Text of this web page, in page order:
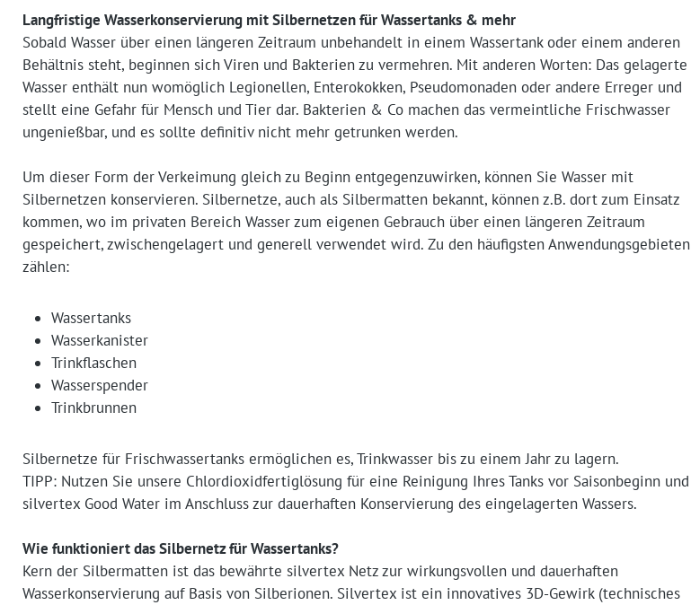
Langfristige Wasserkonservierung mit Silbernetzen für Wassertanks & mehr
Sobald Wasser über einen längeren Zeitraum unbehandelt in einem Wassertank oder einem anderen
Behältnis steht, beginnen sich Viren und Bakterien zu vermehren. Mit anderen Worten: Das gelagerte
Wasser enthält nun womöglich Legionellen, Enterokokken, Pseudomonaden oder andere Erreger und
stellt eine Gefahr für Mensch und Tier dar. Bakterien & Co machen das vermeintliche Frischwasser
ungenießbar, und es sollte definitiv nicht mehr getrunken werden.
Um dieser Form der Verkeimung gleich zu Beginn entgegenzuwirken, können Sie Wasser mit
Silbernetzen konservieren. Silbernetze, auch als Silbermatten bekannt, können z.B. dort zum Einsatz
kommen, wo im privaten Bereich Wasser zum eigenen Gebrauch über einen längeren Zeitraum
gespeichert, zwischengelagert und generell verwendet wird. Zu den häufigsten Anwendungsgebieten
zählen:
Wassertanks
Wasserkanister
Trinkflaschen
Wasserspender
Trinkbrunnen
Silbernetze für Frischwassertanks ermöglichen es, Trinkwasser bis zu einem Jahr zu lagern.
TIPP: Nutzen Sie unsere Chlordioxidfertiglösung für eine Reinigung Ihres Tanks vor Saisonbeginn und
silvertex Good Water im Anschluss zur dauerhaften Konservierung des eingelagerten Wassers.
Wie funktioniert das Silbernetz für Wassertanks?
Kern der Silbermatten ist das bewährte silvertex Netz zur wirkungsvollen und dauerhaften
Wasserkonservierung auf Basis von Silberionen. Silvertex ist ein innovatives 3D-Gewirk (technisches